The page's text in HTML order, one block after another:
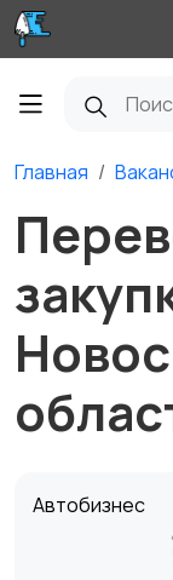
Главная
Автобизнес